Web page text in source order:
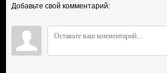
Добавьте свой комментарий: